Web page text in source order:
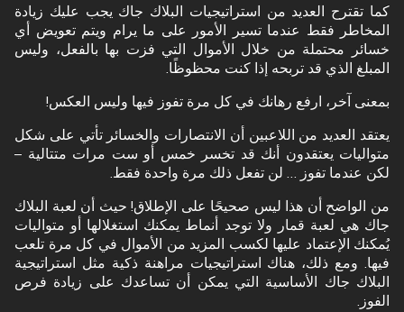
كما تقترح العديد من استراتيجيات البلاك جاك يجب عليك زيادة
المخاطر فقط عندما تسير الأمور على ما يرام ويتم تعويض أي
خسائر محتملة من خلال الأموال التي فزت بها بالفعل، وليس
المبلغ الذي قد تربحه إذا كنت محظوظًا.
بمعنى آخر، ارفع رهانك في كل مرة تفوز فيها وليس العكس!
يعتقد العديد من اللاعبين أن الانتصارات والخسائر تأتي على شكل
متواليات يعتقدون أنك قد تخسر خمس أو ست مرات متتالية –
لكن عندما تفوز … لن تفعل ذلك مرة واحدة فقط.
من الواضح أن هذا ليس صحيحًا على الإطلاق! حيث أن لعبة البلاك
جاك هي لعبة قمار ولا توجد أنماط يمكنك استغلالها أو متواليات
يُمكنك الإعتماد عليها لكسب المزيد من الأموال في كل مرة تلعب
فيها. ومع ذلك، هناك استراتيجيات مراهنة ذكية مثل استراتيجية
البلاك جاك الأساسية التي يمكن أن تساعدك على زيادة فرص
الفوز.